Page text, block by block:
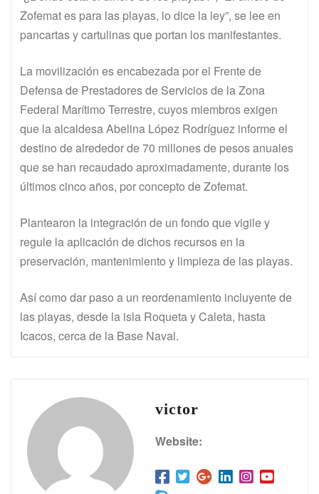
Zofemat es para las playas, lo dice la ley”, se lee en
pancartas y cartulinas que portan los manifestantes.
La movilización es encabezada por el Frente de
Defensa de Prestadores de Servicios de la Zona
Federal Marítimo Terrestre, cuyos miembros exigen
que la alcaldesa Abelina López Rodríguez informe el
destino de alrededor de 70 millones de pesos anuales
que se han recaudado aproximadamente, durante los
últimos cinco años, por concepto de Zofemat.
Plantearon la integración de un fondo que vigile y
regule la aplicación de dichos recursos en la
preservación, mantenimiento y limpieza de las playas.
Así como dar paso a un reordenamiento incluyente de
las playas, desde la isla Roqueta y Caleta, hasta
Icacos, cerca de la Base Naval.
victor
Website: